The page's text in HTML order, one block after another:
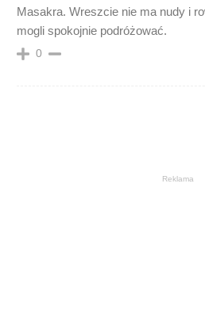
Masakra. Wreszcie nie ma nudy i
mogli spokojnie podróżować.
0
Reklama